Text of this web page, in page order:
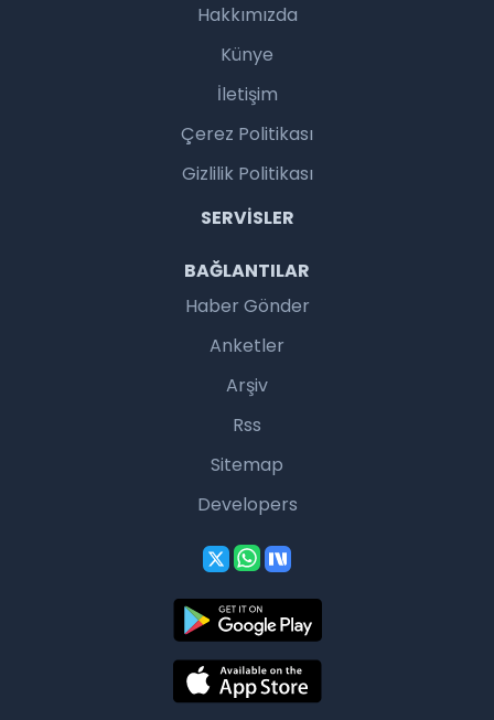
Hakkımızda
Künye
İletişim
Çerez Politikası
Gizlilik Politikası
SERVISLER
BAĞLANTILAR
Haber Gönder
Anketler
Arşiv
Rss
Sitemap
Developers